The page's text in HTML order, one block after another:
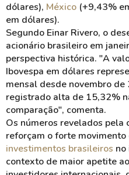
dólares), México (+9,43%
em dólares).
Segundo Einar Rivero, o
acionário brasileiro em
perspectiva histórica. "A
Ibovespa em dólares
mensal desde novembro
registrado alta de 15,32%
comparação", comenta.
Os números revelados pela
reforçam o forte
investimentos brasileiros
contexto de maior apetite